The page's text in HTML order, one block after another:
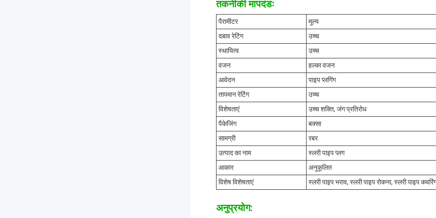
तकनीकी मापदंडः
पैरामीटर
मूल्य
दबाव रेटिंग
उच्च
स्थायित्व
उच्च
वजन
हल्का वजन
आवेदन
पाइप प्लगिंग
तापमान रेटिंग
उच्च
विशेषताएं
उच्च शक्ति, जंग प्रतिरोध
पैकेजिंग
बक्सा
सामग्री
रबर
उत्पाद का नाम
स्लरी पाइप प्लग
आकार
अनुकूलित
विशेष विशेषताएं
स्लरी पाइप भराव, स्लरी पाइप रोकना, स्लरी पाइप
अनुप्रयोग: